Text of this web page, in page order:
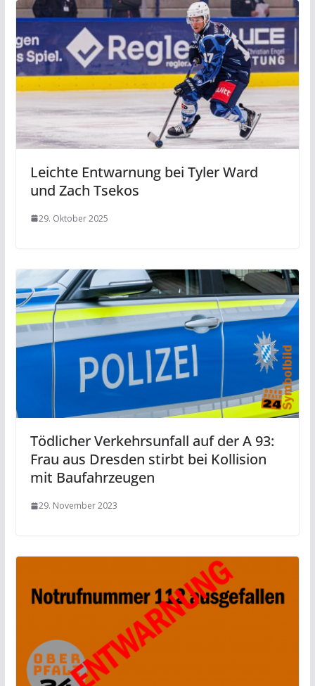
Leichte Entwarnung bei Tyler Ward
und Zach Tsekos
29. Oktober 2025
Tödlicher Verkehrsunfall auf der A 93:
Frau aus Dresden stirbt bei Kollision
mit Baufahrzeugen
29. November 2023